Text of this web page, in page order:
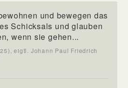
und bewegen das
Schicksals und glauben
wenn sie gehen...
eigtl. Johann Paul Friedrich